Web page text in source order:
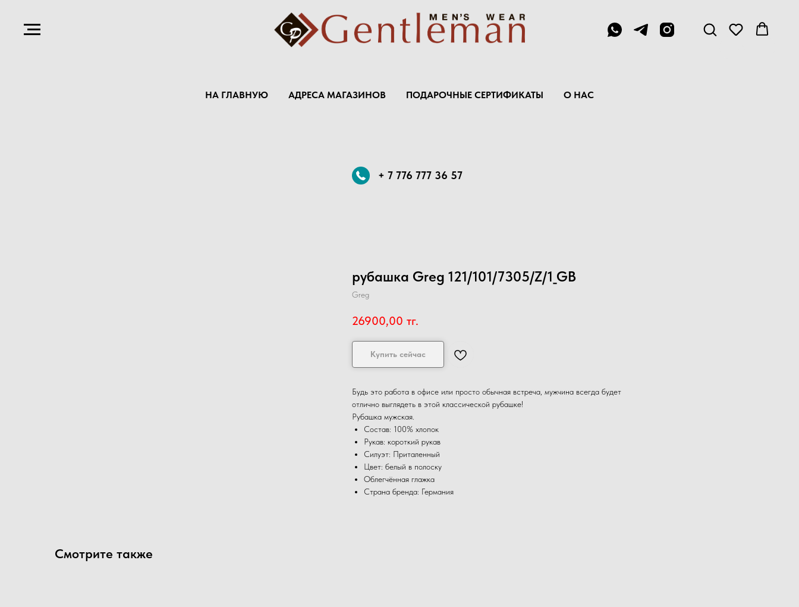
НА ГЛАВНУЮ АДРЕСА МАГАЗИНОВ ПОДАРОЧНЫЕ СЕРТИФИКАТЫ О НАС
+ 7 776 777 36 57
рубашка Greg 121/101/7305/Z/1_GB
Greg
26900,00 тг.
Купить сейчас
Будь это работа в офисе или просто обычная встреча, мужчина всегда будет
отлично выглядеть в этой классической рубашке!
Рубашка мужская.
Состав: 100% хлопок
Рукав: короткий рукав
Силуэт: Приталенный
Цвет: белый в полоску
Облегчённая глажка
Страна бренда: Германия
Смотрите также